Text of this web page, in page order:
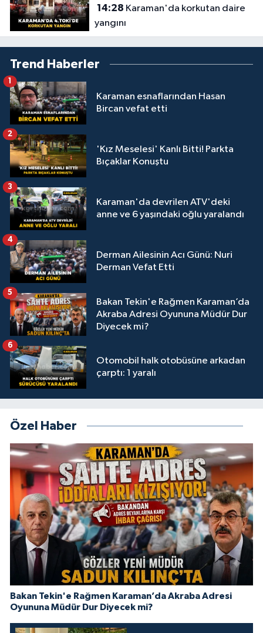
14:28
yangını
Trend Haberler
Karaman esnaflarından Hasan
Bircan vefat etti
1
'Kız Meselesi' Kanlı Bitti! Parkta
Bıçaklar Konuştu
2
Karaman'da devrilen ATV'deki
anne ve 6 yaşındaki oğlu yaralandı
3
Derman Ailesinin Acı Günü: Nuri
Derman Vefat Etti
4
Bakan Tekin'e Rağmen Karaman’da
Akraba Adresi Oyununa Müdür Dur
Diyecek mi?
5
Otomobil halk otobüsüne arkadan
çarptı: 1 yaralı
6
Özel Haber
Bakan Tekin'e Rağmen Karaman’da Akraba Adresi
Oyununa Müdür Dur Diyecek mi?